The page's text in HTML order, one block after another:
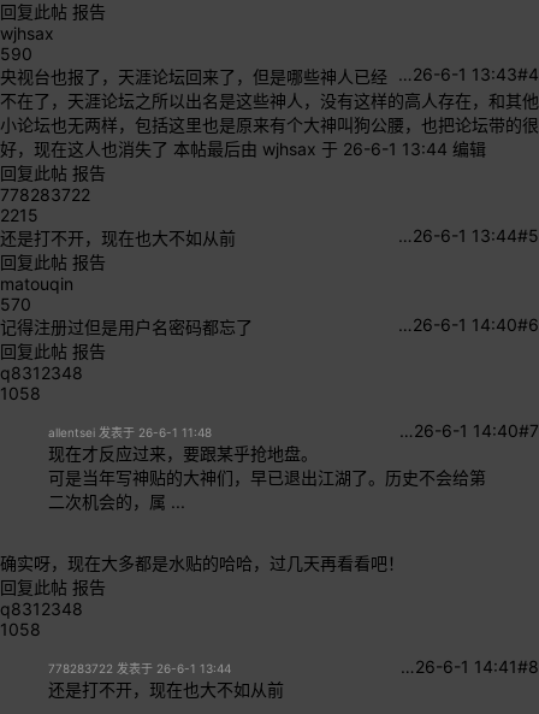
回复此帖 报告
wjhsax
590
#4
26-6-1 13:43
…
央视台也报了，天涯论坛回来了，但是哪些神人已经
不在了，天涯论坛之所以出名是这些神人，没有这样的高人存在，和其他
小论坛也无两样，包括这里也是原来有个大神叫狗公腰，也把论坛带的很
好，现在这人也消失了 本帖最后由 wjhsax 于 26-6-1 13:44 编辑
回复此帖 报告
778283722
2215
#5
26-6-1 13:44
…
还是打不开，现在也大不如从前
回复此帖 报告
matouqin
570
#6
26-6-1 14:40
…
记得注册过但是用户名密码都忘了
回复此帖 报告
q8312348
1058
#7
26-6-1 14:40
…
allentsei 发表于 26-6-1 11:48
现在才反应过来，要跟某乎抢地盘。
可是当年写神贴的大神们，早已退出江湖了。历史不会给第
二次机会的，属 ...
确实呀，现在大多都是水贴的哈哈，过几天再看看吧！
回复此帖 报告
q8312348
1058
#8
26-6-1 14:41
…
778283722 发表于 26-6-1 13:44
还是打不开，现在也大不如从前